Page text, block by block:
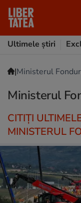
Ultimele știri
|Ministerul
Ministerul
CITIȚI
MINISTERUL